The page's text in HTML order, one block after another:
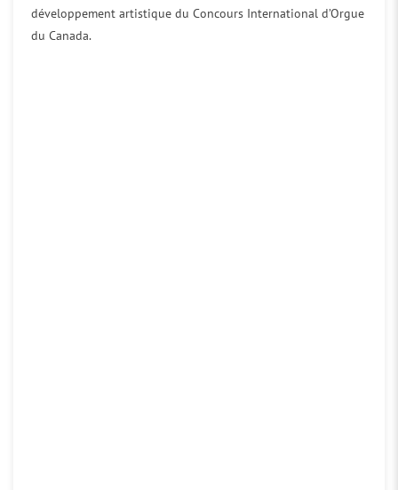
développement artistique du Concours International d’Orgue
du Canada.